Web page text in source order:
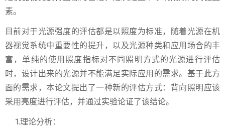
素。
目前对于光源强度的评估都是以照度为标准，随着光源在机
器视觉系统中重要性的提升，以及光源种类和应用场合的丰
富，单纯的使用照度指标对不同照明方式的光源进行评估
时，设计出来的光源并不能满足实际应用的需求。基于此方
面的需求，本论文提出了一种新的评估方式：背向照明应该
采用亮度进行评估，并通过实验论证了该结论。
1.理论分析：